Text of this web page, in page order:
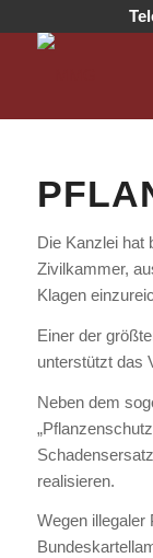
Die Kanzlei hat
Zivilkammer,
Klagen
Einer der
unterstützt das
Neben dem
realisieren.
Wegen illegaler